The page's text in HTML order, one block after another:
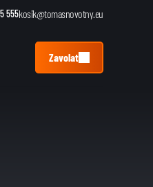
555kosik@tomasnovotny.eu
Zavolat